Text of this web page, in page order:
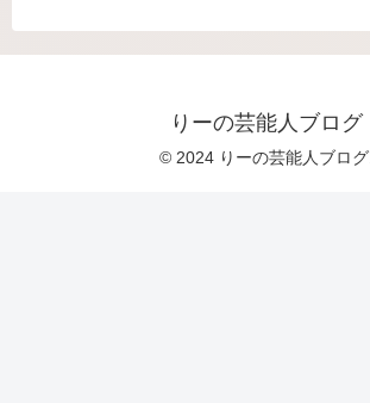
りーの芸能人ブログ
© 2024 りーの芸能人ブログ.